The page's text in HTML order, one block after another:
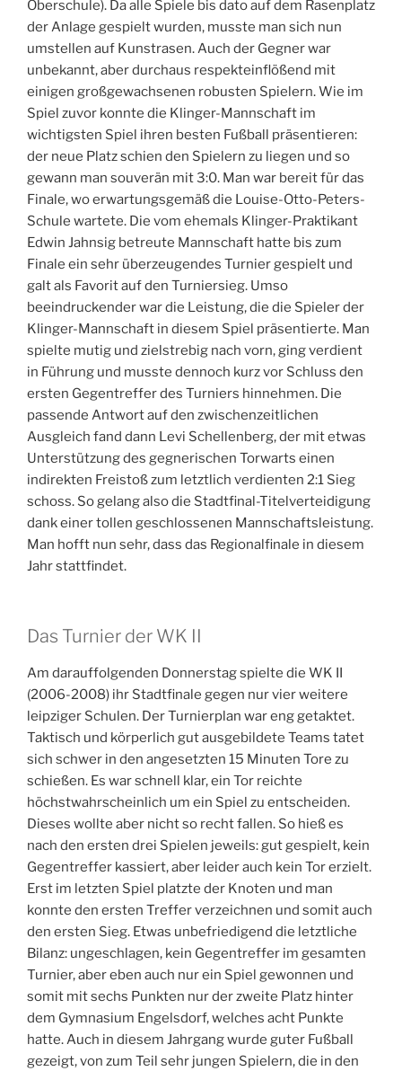
Oberschule). Da alle Spiele bis dato auf dem Rasenplatz
der Anlage gespielt wurden, musste man sich nun
umstellen auf Kunstrasen. Auch der Gegner war
unbekannt, aber durchaus respekteinflößend mit
einigen großgewachsenen robusten Spielern. Wie im
Spiel zuvor konnte die Klinger-Mannschaft im
wichtigsten Spiel ihren besten Fußball präsentieren:
der neue Platz schien den Spielern zu liegen und so
gewann man souverän mit 3:0. Man war bereit für das
Finale, wo erwartungsgemäß die Louise-Otto-Peters-
Schule wartete. Die vom ehemals Klinger-Praktikant
Edwin Jahnsig betreute Mannschaft hatte bis zum
Finale ein sehr überzeugendes Turnier gespielt und
galt als Favorit auf den Turniersieg. Umso
beeindruckender war die Leistung, die die Spieler der
Klinger-Mannschaft in diesem Spiel präsentierte. Man
spielte mutig und zielstrebig nach vorn, ging verdient
in Führung und musste dennoch kurz vor Schluss den
ersten Gegentreffer des Turniers hinnehmen. Die
passende Antwort auf den zwischenzeitlichen
Ausgleich fand dann Levi Schellenberg, der mit etwas
Unterstützung des gegnerischen Torwarts einen
indirekten Freistoß zum letztlich verdienten 2:1 Sieg
schoss. So gelang also die Stadtfinal-Titelverteidigung
dank einer tollen geschlossenen Mannschaftsleistung.
Man hofft nun sehr, dass das Regionalfinale in diesem
Jahr stattfindet.
Das Turnier der WK II
Am darauffolgenden Donnerstag spielte die WK II
(2006-2008) ihr Stadtfinale gegen nur vier weitere
leipziger Schulen. Der Turnierplan war eng getaktet.
Taktisch und körperlich gut ausgebildete Teams tatet
sich schwer in den angesetzten 15 Minuten Tore zu
schießen. Es war schnell klar, ein Tor reichte
höchstwahrscheinlich um ein Spiel zu entscheiden.
Dieses wollte aber nicht so recht fallen. So hieß es
nach den ersten drei Spielen jeweils: gut gespielt, kein
Gegentreffer kassiert, aber leider auch kein Tor erzielt.
Erst im letzten Spiel platzte der Knoten und man
konnte den ersten Treffer verzeichnen und somit auch
den ersten Sieg. Etwas unbefriedigend die letztliche
Bilanz: ungeschlagen, kein Gegentreffer im gesamten
Turnier, aber eben auch nur ein Spiel gewonnen und
somit mit sechs Punkten nur der zweite Platz hinter
dem Gymnasium Engelsdorf, welches acht Punkte
hatte. Auch in diesem Jahrgang wurde guter Fußball
gezeigt, von zum Teil sehr jungen Spielern, die in den